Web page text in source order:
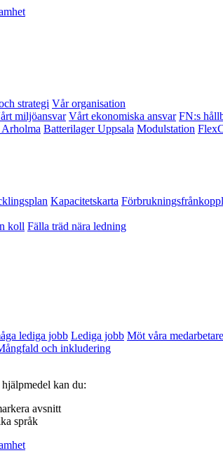
strategi Vår organisation
miljöansvar Vårt ekonomiska ansvar FN:s
Batterilager Uppsala Modulstation
Kapacitetskarta
koll Fälla träd nära ledning
lediga jobb Lediga jobb Möt våra medarbetare
och inkludering
kan du:
avsnitt
språk